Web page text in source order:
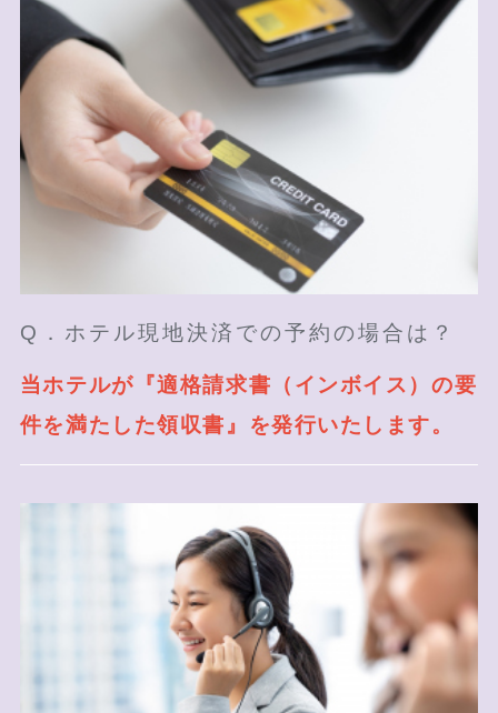
Q．ホテル現地決済での予約の場合は？
当ホテルが『適格請求書（インボイス）の要
件を満たした領収書』を発行いたします。